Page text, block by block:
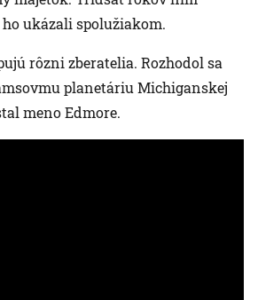
ukázali spolužiakom.
rôzni zberatelia. Rozhodol sa
planetáriu Michiganskej
meno Edmore.